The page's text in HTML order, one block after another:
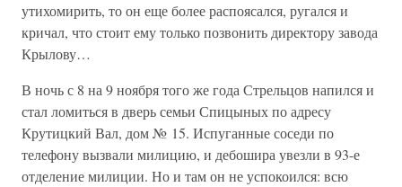
утихомирить, то он еще более распоясался, ругался и
кричал, что стоит ему только позвонить директору завода
Крылову…
В ночь с 8 на 9 ноября того же года Стрельцов напился и
стал ломиться в дверь семьи Спицыных по адресу
Крутицкий Вал, дом № 15. Испуганные соседи по
телефону вызвали милицию, и дебошира увезли в 93-е
отделение милиции. Но и там он не успокоился: всю